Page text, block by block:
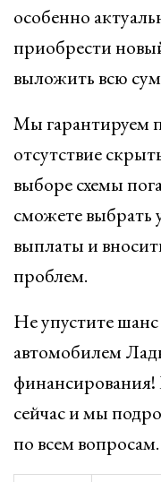
особенно
приобрести
выложить всю
Мы гарантируем
отсутствие
выборе схемы
сможете выбрать
выплаты и
проблем.
Не упустите шанс
автомобилем
сейчас и мы
по всем вопросам.